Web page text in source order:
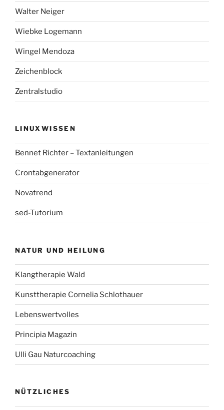
Walter Neiger
Wiebke Logemann
Wingel Mendoza
Zeichenblock
Zentralstudio
LINUXWISSEN
Bennet Richter – Textanleitungen
Crontabgenerator
Novatrend
sed-Tutorium
NATUR UND HEILUNG
Klangtherapie Wald
Kunsttherapie Cornelia Schlothauer
Lebenswertvolles
Principia Magazin
Ulli Gau Naturcoaching
NÜTZLICHES